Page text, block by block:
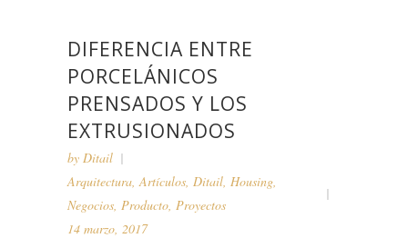
DIFERENCIA ENTRE
PORCELÁNICOS
PRENSADOS Y LOS
EXTRUSIONADOS
by Ditail
Arquitectura,Artículos, Ditail, Housing,
Negocios, Producto, Proyectos
14 marzo, 2017